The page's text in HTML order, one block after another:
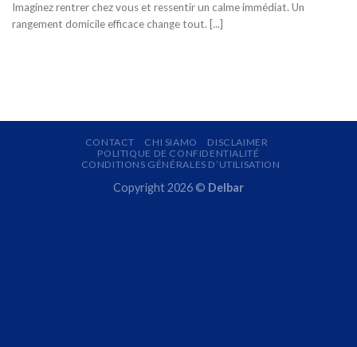
Imaginez rentrer chez vous et ressentir un calme immédiat. Un
rangement domicile efficace change tout. [...]
CONTACT CHI SIAMO
DISCLAIMER
POLITIQUE DE CONFIDENTIALITÉ
CONDITIONS GÉNÉRALES D’UTILISATION
Copyright 2026 © Delbar